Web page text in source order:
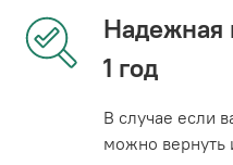
Надежная
1 год
В случае если
можно вернуть